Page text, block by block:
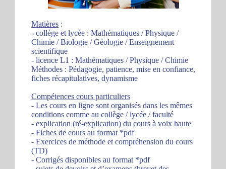
Matières :
- collège et lycée : Mathématiques / Physique /
Chimie / Biologie / Géologie / Enseignement
scientifique
- licence L1 : Mathématiques / Physique / Chimie
Méthodes : Pédagogie, patience, mise en confiance,
fiches récapitulatives, dynamisme
Compétences cours particuliers
- Les cours en ligne sont organisés dans les mêmes
conditions comme au collège / lycée / faculté
- explication (ré-explication) du cours à voix haute
- Fiches de cours au format *pdf
- Exercices de méthode et compréhension du cours
(TD)
- Corrigés disponibles au format *pdf